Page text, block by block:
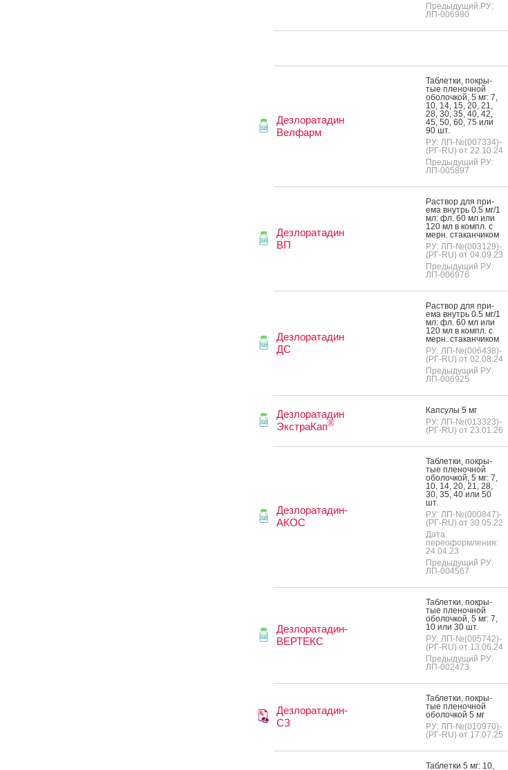
Предыдущий РУ:
ЛП-006980
Дезлоратадин
Велфарм
Таб­летки, пок­ры­
тые пле­ноч­ной
обо­лоч­кой, 5 мг: 7,
10, 14, 15, 20, 21,
28, 30, 35, 40, 42,
45, 50, 60, 75 или
90 шт.
РУ: ЛП-№(007334)-
(РГ-RU) от 22.10.24
Предыдущий РУ:
ЛП-005897
Дезлоратадин
ВП
Рас­твор для при­
ема внутрь 0.5 мг/1
мл: фл. 60 мл или
120 мл в компл. с
мерн. ста­кан­чи­ком
РУ: ЛП-№(003129)-
(РГ-RU) от 04.09.23
Предыдущий РУ:
ЛП-006976
Дезлоратадин
ДС
Рас­твор для при­
ема внутрь 0.5 мг/1
мл: фл. 60 мл или
120 мл в компл. с
мерн. ста­кан­чи­ком
РУ: ЛП-№(006438)-
(РГ-RU) от 02.08.24
Предыдущий РУ:
ЛП-006925
Дезлоратадин
ЭкстраКап®
Кап­су­лы 5 мг
РУ: ЛП-№(013323)-
(РГ-RU) от 23.01.26
Дезлоратадин-
АКОС
Таб­летки, пок­ры­
тые пле­ноч­ной
обо­лоч­кой, 5 мг: 7,
10, 14, 20, 21, 28,
30, 35, 40 или 50
шт.
РУ: ЛП-№(000847)-
(РГ-RU) от 30.05.22
Дата
переоформления:
24.04.23
Предыдущий РУ:
ЛП-004567
Дезлоратадин-
ВЕРТЕКС
Таб­летки, пок­ры­
тые пле­ноч­ной
обо­лоч­кой, 5 мг: 7,
10 или 30 шт.
РУ: ЛП-№(005742)-
(РГ-RU) от 13.06.24
Предыдущий РУ:
ЛП-002473
Дезлоратадин-
СЗ
Таб­летки, пок­ры­
тые пле­ноч­ной
обо­лоч­кой 5 мг
РУ: ЛП-№(010970)-
(РГ-RU) от 17.07.25
Таб­летки 5 мг: 10,